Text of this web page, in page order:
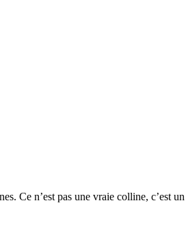
Ce n’est pas une vraie colline, c’est